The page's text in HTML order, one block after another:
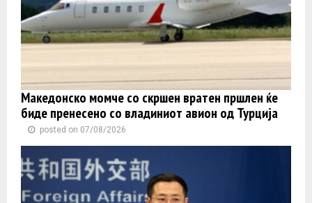
Македонско момче со скршен вратен пршлен ќе
биде пренесено со владиниот авион од Турција
posted on 07/08/2026